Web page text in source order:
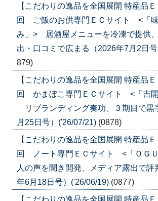
【こだわりの逸品を全国展開 特産品
回 ご飯のお供専門ＥＣサイト <「
み」> 居酒屋メニューを冷凍で提供
出・口コミで広まる（2026年7月2日
879)
【こだわりの逸品を全国展開 特産品Ｅ
回 かまぼこ専門ＥＣサイト <「吉
リブランディング奏功、３期目で黒
月25日号）('26/07/21) (0878)
【こだわりの逸品を全国展開 特産品
回 ノート専門ＥＣサイト <「ＯＧ
人の声を聞き開発、メディア露出で評
年6月18日号）('26/06/19) (0877)
【こだわりの逸品を全国展開 特産品